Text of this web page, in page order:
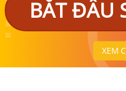
BẮT ĐẦU
XEM